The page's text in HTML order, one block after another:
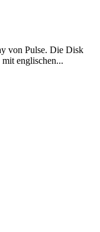
von Pulse. Die Disk
englischen...